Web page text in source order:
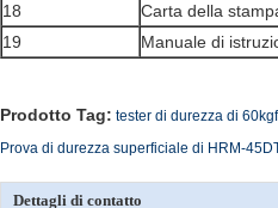
18
Carta della
19
Manuale di
Prodotto Tag: tester di durezza di 60kgf
Prova di durezza superficiale di HRM-
Dettagli di contatto